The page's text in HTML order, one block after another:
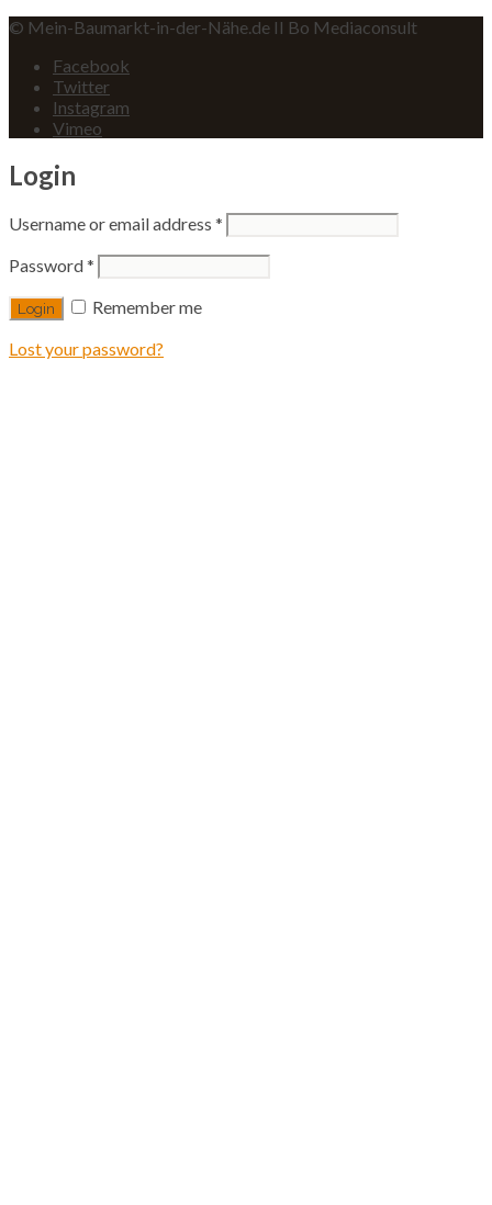
© Mein-Baumarkt-in-der-Nähe.de II Bo Mediaconsult
Facebook
Twitter
Instagram
Vimeo
Login
Username or email address *
Password*
Remember me
Lost your password?